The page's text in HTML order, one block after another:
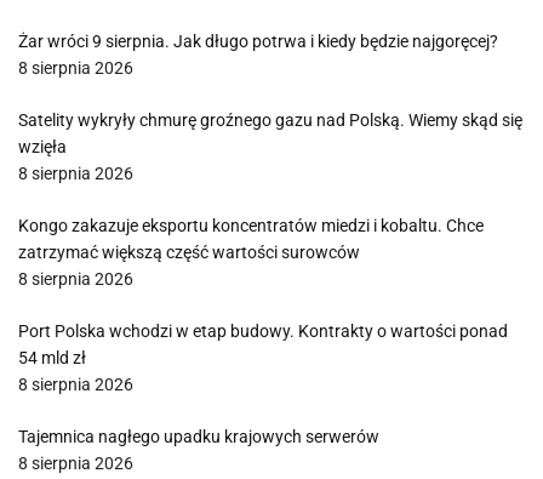
Żar wróci 9 sierpnia. Jak długo potrwa i kiedy będzie najgoręcej?
8 sierpnia 2026
Satelity wykryły chmurę groźnego gazu nad Polską. Wiemy skąd się
wzięła
8 sierpnia 2026
Kongo zakazuje eksportu koncentratów miedzi i kobaltu. Chce
zatrzymać większą część wartości surowców
8 sierpnia 2026
Port Polska wchodzi w etap budowy. Kontrakty o wartości ponad
54 mld zł
8 sierpnia 2026
Tajemnica nagłego upadku krajowych serwerów
8 sierpnia 2026